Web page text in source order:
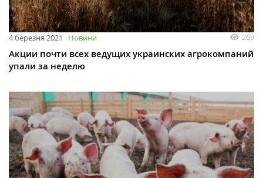
4 березня 2021 Новини 269
Акции почти всех ведущих украинских агрокомпаний
упали за неделю